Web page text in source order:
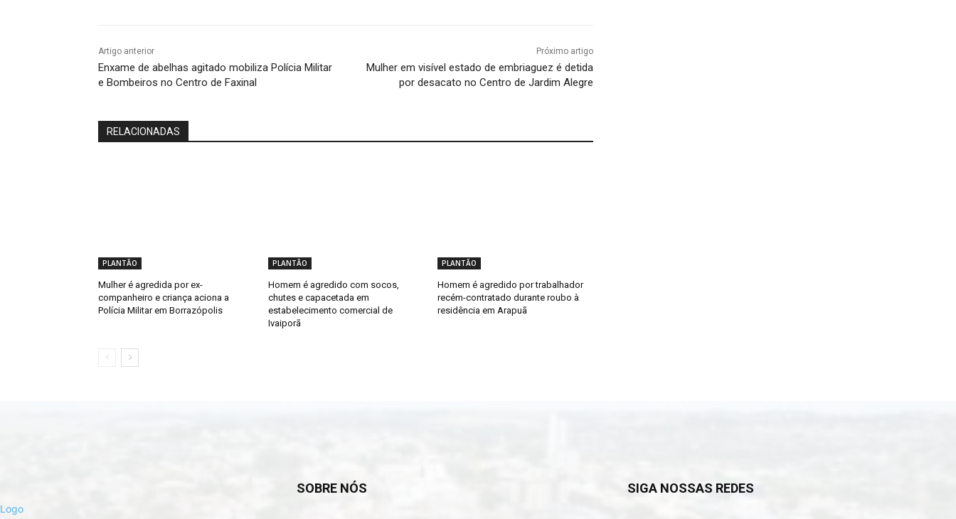
Artigo anterior
Enxame de abelhas agitado mobiliza Polícia Militar
e Bombeiros no Centro de Faxinal
Próximo artigo
Mulher em visível estado de embriaguez é detida
por desacato no Centro de Jardim Alegre
RELACIONADAS
PLANTÃO
Mulher é agredida por ex-
companheiro e criança aciona a
Polícia Militar em Borrazópolis
PLANTÃO
Homem é agredido com socos,
chutes e capacetada em
estabelecimento comercial de
Ivaiporã
PLANTÃO
Homem é agredido por trabalhador
recém-contratado durante roubo à
residência em Arapuã
SOBRE NÓS SIGA NOSSAS REDES